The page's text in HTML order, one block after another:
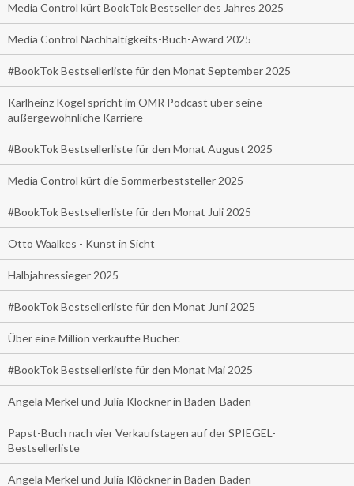
Media Control kürt BookTok Bestseller des Jahres 2025
Media Control Nachhaltigkeits-Buch-Award 2025
#BookTok Bestsellerliste für den Monat September 2025
Karlheinz Kögel spricht im OMR Podcast über seine
außergewöhnliche Karriere
#BookTok Bestsellerliste für den Monat August 2025
Media Control kürt die Sommerbeststeller 2025
#BookTok Bestsellerliste für den Monat Juli 2025
Otto Waalkes - Kunst in Sicht
Halbjahressieger 2025
#BookTok Bestsellerliste für den Monat Juni 2025
Über eine Million verkaufte Bücher.
#BookTok Bestsellerliste für den Monat Mai 2025
Angela Merkel und Julia Klöckner in Baden-Baden
Papst-Buch nach vier Verkaufstagen auf der SPIEGEL-
Bestsellerliste
Angela Merkel und Julia Klöckner in Baden-Baden